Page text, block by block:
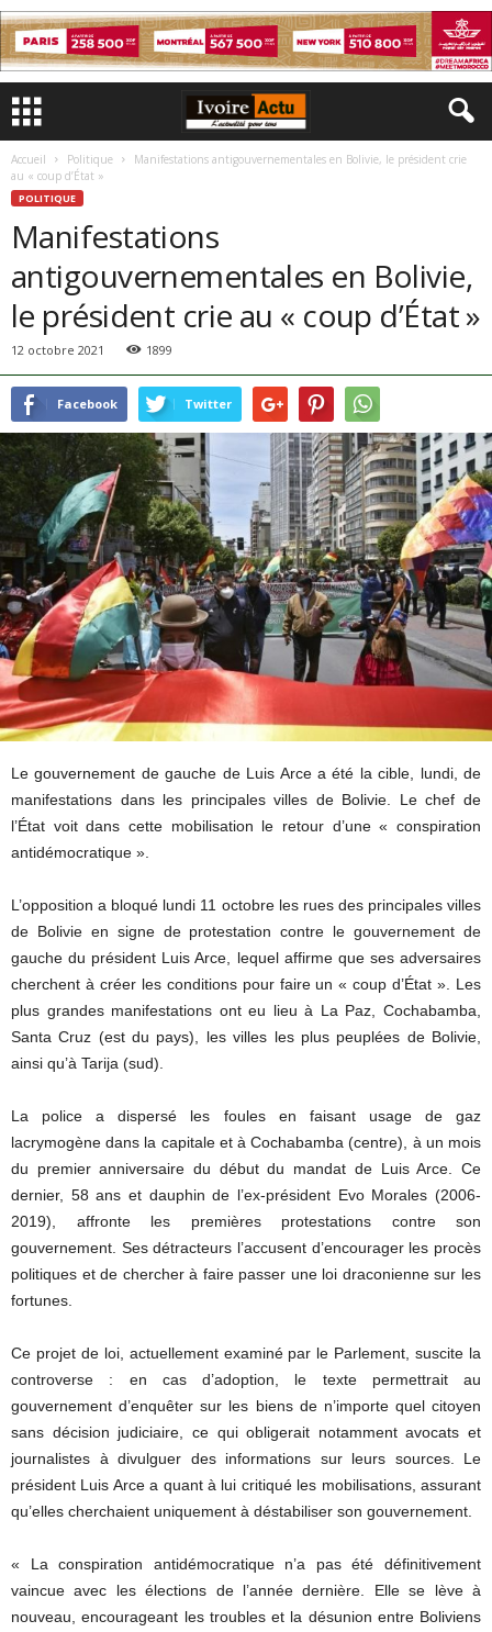
Accueil Politique
Manifestations antigouvernementales en Bolivie, le président crie
au « coup d’État »
POLITIQUE
Manifestations
antigouvernementales en Bolivie,
le président crie au « coup d’État »
12 octobre 2021 1899
Facebook Twitter
Le gouvernement de gauche de Luis Arce a été la cible, lundi, de
manifestations dans les principales villes de Bolivie. Le chef de
l’État voit dans cette mobilisation le retour d’une « conspiration
antidémocratique ».
L’opposition a bloqué lundi 11 octobre les rues des principales villes
de Bolivie en signe de protestation contre le gouvernement de
gauche du président Luis Arce, lequel affirme que ses adversaires
cherchent à créer les conditions pour faire un « coup d’État ». Les
plus grandes manifestations ont eu lieu à La Paz, Cochabamba,
Santa Cruz (est du pays), les villes les plus peuplées de Bolivie,
ainsi qu’à Tarija (sud).
La police a dispersé les foules en faisant usage de gaz
lacrymogène dans la capitale et à Cochabamba (centre), à un mois
du premier anniversaire du début du mandat de Luis Arce. Ce
dernier, 58 ans et dauphin de l’ex-président Evo Morales (2006-
2019), affronte les premières protestations contre son
gouvernement. Ses détracteurs l’accusent d’encourager les procès
politiques et de chercher à faire passer une loi draconienne sur les
fortunes.
Ce projet de loi, actuellement examiné par le Parlement, suscite la
controverse : en cas d’adoption, le texte permettrait au
gouvernement d’enquêter sur les biens de n’importe quel citoyen
sans décision judiciaire, ce qui obligerait notamment avocats et
journalistes à divulguer des informations sur leurs sources. Le
président Luis Arce a quant à lui critiqué les mobilisations, assurant
qu’elles cherchaient uniquement à déstabiliser son gouvernement.
« La conspiration antidémocratique n’a pas été définitivement
vaincue avec les élections de l’année dernière. Elle se lève à
nouveau, encourageant les troubles et la désunion entre Boliviens